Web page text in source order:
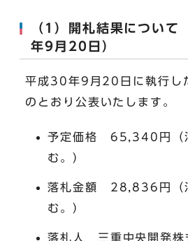
（1）開札結果につい
年9月20日）
平成30年9月20日に執行し
のとおり公表いたします。
予定価格 65,340円（
む。）
落札金額 28,836円（
む。）
落札人 三重中央開発株